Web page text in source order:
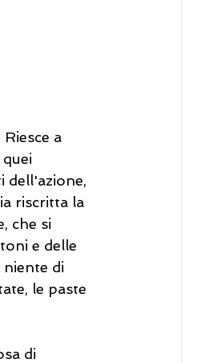
a
dell'azione,
riscritta la
che si
e delle
di
le paste
di